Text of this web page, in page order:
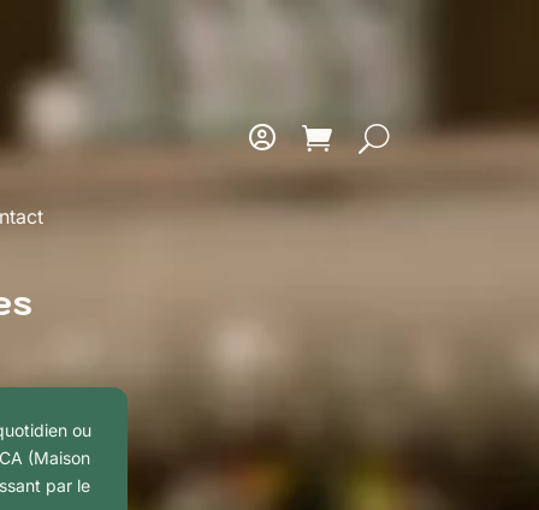
ou
(Maison
par le